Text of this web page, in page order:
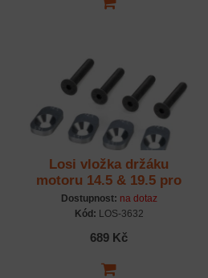
Losi vložka držáku
motoru 14.5 & 19.5 pro
67T: 5IVE-TE
Dostupnost: na dotaz
Kód: LOS-3632
689 Kč